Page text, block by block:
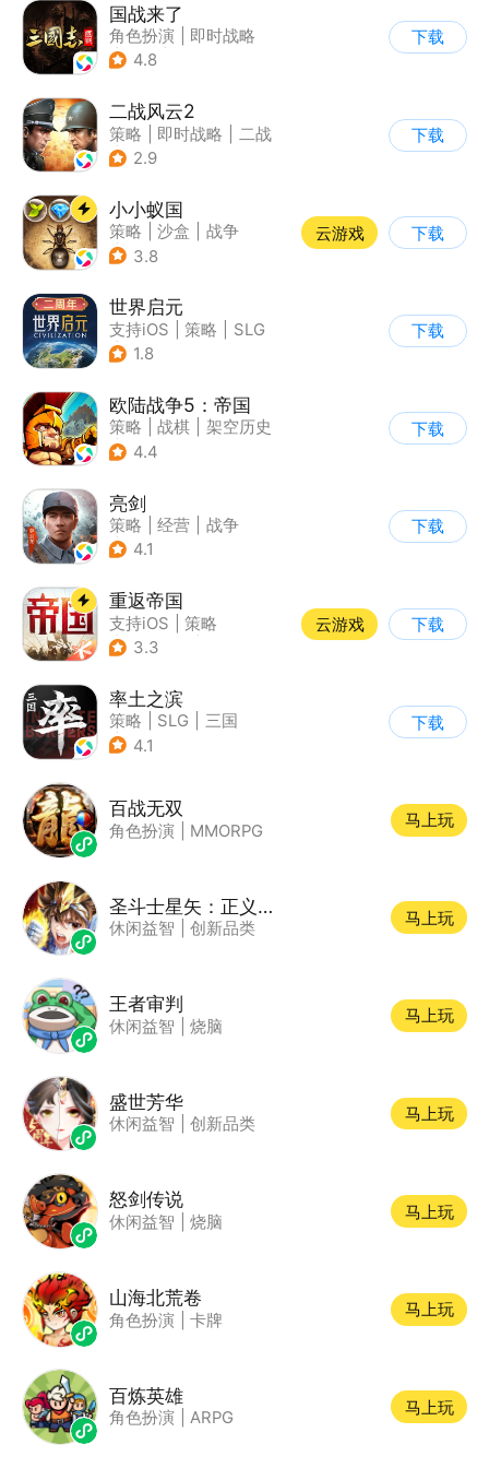
国战来了
角色扮演
即时战略
| 三国
4.8
下载
二战风云2
策略 即时战略
二战
| 写实
2.9
下载
小小蚁国
策略 沙盒
战争
| 写实
3.8
云游戏 下载
世界启元
支持iOS 策略
SLG
| 战争
1.8
下载
欧陆战争5：帝国
策略 战棋
架空历史
| 欧陆战争
4.4
下载
亮剑
策略 经营
战争
| 亮剑
4.1
下载
重返帝国
支持iOS
策略
| 即时战略
3.3
云游戏 下载
率土之滨
策略 SLG
三国
| 中国风
4.1
下载
百战无双
角色扮演 MMORPG
马上玩
圣斗士星矢：正义传说
休闲益智 创新品类
马上玩
王者审判
休闲益智 烧脑
马上玩
盛世芳华
休闲益智 创新品类
马上玩
怒剑传说
休闲益智 烧脑
马上玩
山海北荒卷
角色扮演 卡牌
马上玩
百炼英雄
角色扮演 ARPG
马上玩